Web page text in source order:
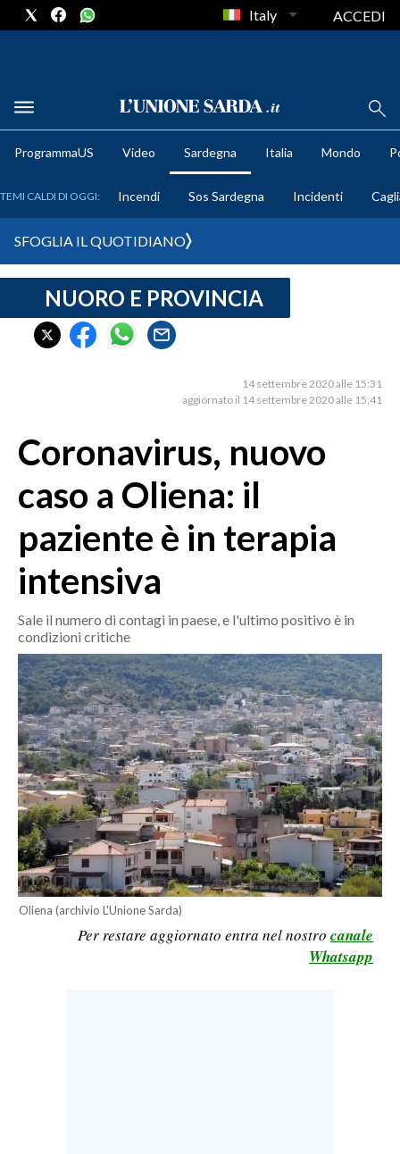
METEO
CRONACA SARDEGNA
CAGLIARI
SASSARI E PROVINCIA
GALLURA
OGLIASTRA
AGENDA
ITALIA
MONDO
POLITICA
ECONOMIA
SERVIZI ALLE IMPRESE
LAVORO
BANDI
SPORT IN SARDEGNA
Italy ACCEDI
ProgrammaUS Video Sardegna Italia Mondo
TEMI CALDI DI OGGI: Incendi Sos Sardegna Incidenti
SFOGLIA IL QUOTIDIANO
NUORO E PROVINCIA
14 settembre 2020 alle 15:31
aggiornato il 14 settembre 2020 alle 15:41
Coronavirus, nuovo
caso a Oliena: il
paziente è in terapia
intensiva
Sale il numero di contagi in paese, e l'ultimo positivo è in
condizioni critiche
Oliena (archivio L'Unione Sarda)
Per restare aggiornato entra nel nostro canale
Whatsapp